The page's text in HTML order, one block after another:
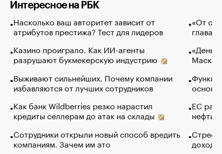
Интересное на РБК
Насколько ваш авторитет зависит от
атрибутов престижа? Тест для лидеров
Казино проиграло. Как ИИ-агенты
разрушают букмекерскую индустрию
Выживают сильнейших. Почему компании
избавляются от лучших сотрудников
Как банк Wildberries резко нарастил
кредиты селлерам до атак на склады
Сотрудники открыли новый способ вредить
компаниям. Зачем им это
«От
глава
Маск в
основ
ЕС
нефти